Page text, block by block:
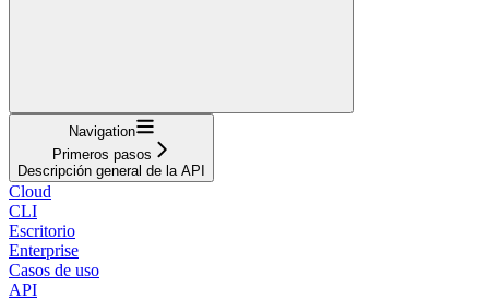
Navigation
Primeros pasos
Descripción general de la API
Cloud
CLI
Escritorio
Enterprise
Casos de uso
API